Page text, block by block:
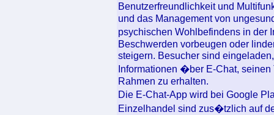
Benutzerfreundlichkeit und
und das Management von
psychischen Wohlbefindens in
Beschwerden vorbeugen oder
steigern. Besucher sind
Informationen �ber E-Chat,
Rahmen zu erhalten.
Die E-Chat-App wird bei Google
Einzelhandel sind zus�tzlich auf